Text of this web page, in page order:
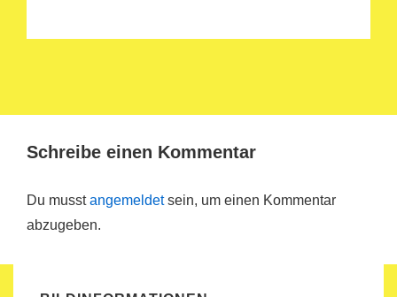
Schreibe einen Kommentar
Du musstangemeldetsein, um einen Kommentar
abzugeben.